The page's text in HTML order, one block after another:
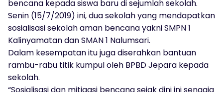
bencana kepada siswa baru di sejumlah sekolah.
Senin (15/7/2019) ini, dua sekolah yang mendapatkan
sosialisasi sekolah aman bencana yakni SMPN 1
Kalinyamatan dan SMAN 1 Nalumsari.
Dalam kesempatan itu juga diserahkan bantuan
rambu-rabu titik kumpul oleh BPBD Jepara kepada
sekolah.
“Sosialisasi dan mitigasi bencana sejak dini ini sengaja